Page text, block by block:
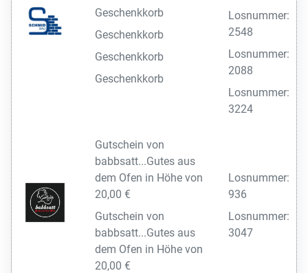
Geschenkkorb
Geschenkkorb
Geschenkkorb
Geschenkkorb
Losnummer:
2548
Losnummer:
2088
Losnummer:
3224
Gutschein von
babbsatt...Gutes aus
dem Ofen in Höhe von
20,00 €
Gutschein von
babbsatt...Gutes aus
dem Ofen in Höhe von
20,00 €
Losnummer:
936
Losnummer:
3047